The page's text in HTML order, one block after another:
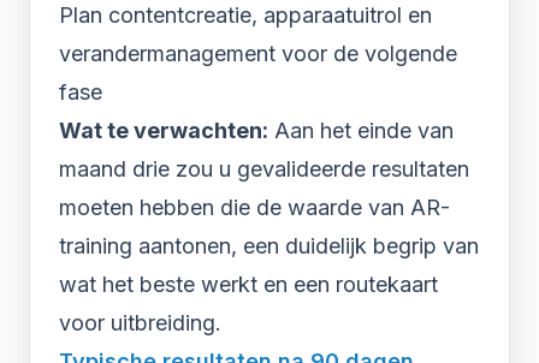
Plan contentcreatie, apparaatuitrol en
verandermanagement voor de volgende
fase
Wat te verwachten: Aan het einde van
maand drie zou u gevalideerde resultaten
moeten hebben die de waarde van AR-
training aantonen, een duidelijk begrip van
wat het beste werkt en een routekaart
voor uitbreiding.